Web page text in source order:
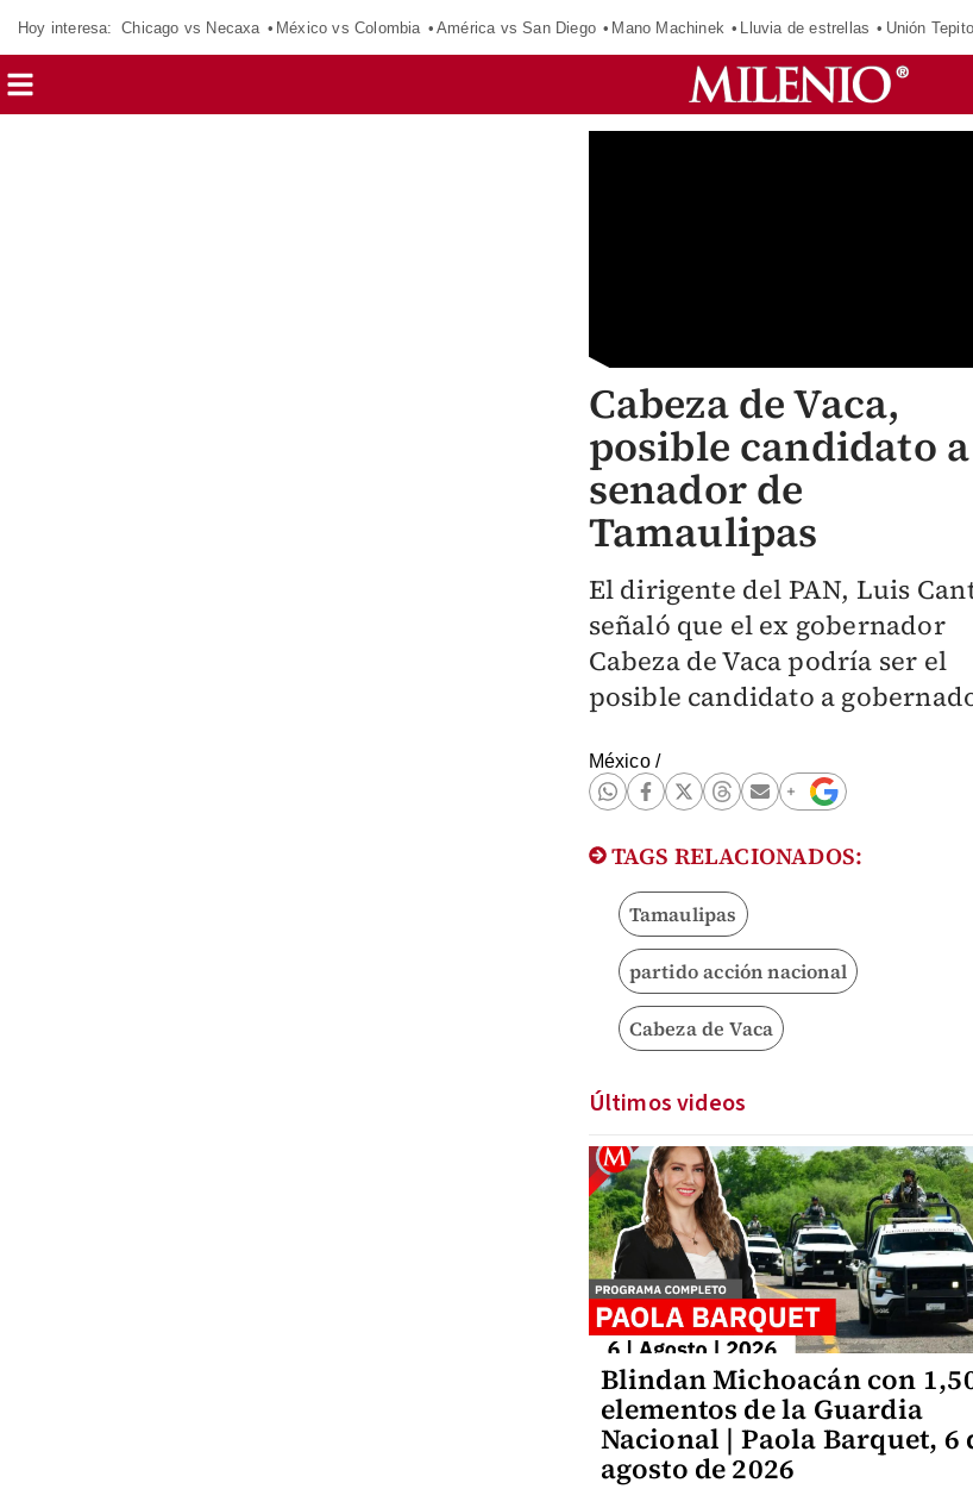
Hoy interesa: Chicago vs Necaxa México vs Colombia América vs San Diego Mano Machinek Lluvia de estrellas Unión Tepito
Cabeza de Vaca,
posible candidato a
senador de
Tamaulipas
El dirigente del PAN, Luis
señaló que el ex gobernador
Cabeza de Vaca podría ser el
posible candidato a
México/
TAGS RELACIONADOS:
Tamaulipas
partido acción nacional
Cabeza de Vaca
Últimos videos
Blindan Michoacán con
elementos de la Guardia
Nacional | Paola Barquet, 6
agosto de 2026